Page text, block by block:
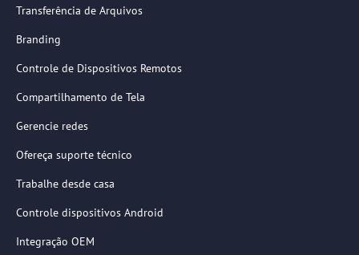
Transferência de Arquivos
Branding
Controle de Dispositivos Remotos
Compartilhamento de Tela
Gerencie redes
Ofereça suporte técnico
Trabalhe desde casa
Controle dispositivos Android
Integração OEM